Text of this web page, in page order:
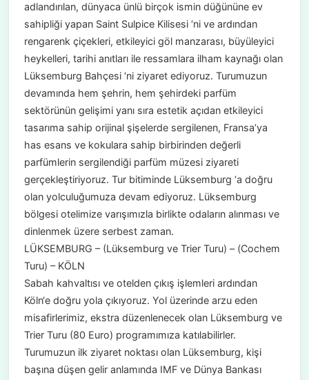
adlandırılan, dünyaca ünlü birçok ismin düğününe ev
sahipliği yapan Saint Sulpice Kilisesi ‘ni ve ardından
rengarenk çiçekleri, etkileyici göl manzarası, büyüleyici
heykelleri, tarihi anıtları ile ressamlara ilham kaynağı olan
Lüksemburg Bahçesi ‘ni ziyaret ediyoruz. Turumuzun
devamında hem şehrin, hem şehirdeki parfüm
sektörünün gelişimi yanı sıra estetik açıdan etkileyici
tasarıma sahip orijinal şişelerde sergilenen, Fransa’ya
has esans ve kokulara sahip birbirinden değerli
parfümlerin sergilendiği parfüm müzesi ziyareti
gerçekleştiriyoruz. Tur bitiminde Lüksemburg ‘a doğru
olan yolculuğumuza devam ediyoruz. Lüksemburg
bölgesi otelimize varışımızla birlikte odaların alınması ve
dinlenmek üzere serbest zaman.
LÜKSEMBURG – (Lüksemburg ve Trier Turu) – (Cochem
Turu) – KÖLN
Sabah kahvaltısı ve otelden çıkış işlemleri ardından
Köln‘e doğru yola çıkıyoruz. Yol üzerinde arzu eden
misafirlerimiz, ekstra düzenlenecek olan Lüksemburg ve
Trier Turu (80 Euro) programımıza katılabilirler.
Turumuzun ilk ziyaret noktası olan Lüksemburg, kişi
başına düşen gelir anlamında IMF ve Dünya Bankası